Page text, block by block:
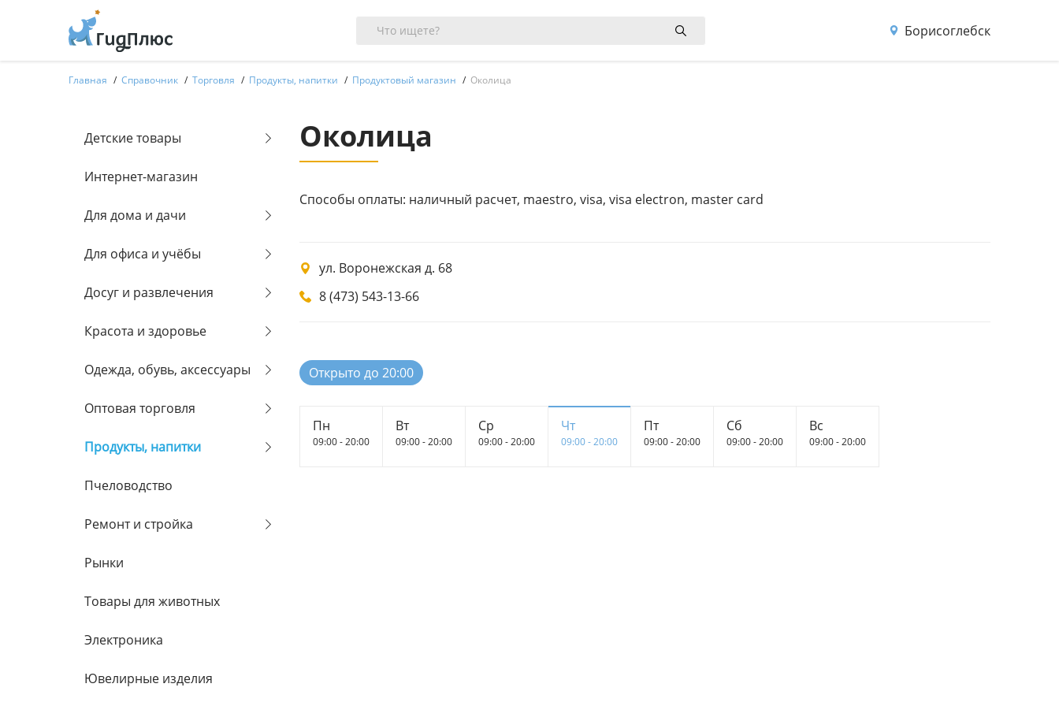
Борисоглебск
Главная Справочник Торговля Продукты, напитки Продуктовый магазин Околица
Детские товары
Интернет-магазин
Для дома и дачи
Для офиса и учёбы
Досуг и развлечения
Красота и здоровье
Одежда, обувь, аксессуары
Оптовая торговля
Продукты, напитки
Пчеловодство
Ремонт и стройка
Рынки
Товары для животных
Электроника
Ювелирные изделия
Околица
Способы оплаты: наличный расчет, maestro, visa, visa electron, master card
ул. Воронежская д. 68
8 (473) 543-13-66
Открыто до 20:00
Пн
09:00 - 20:00
Вт
09:00 - 20:00
Ср
09:00 - 20:00
Чт
09:00 - 20:00
Пт
09:00 - 20:00
Сб
09:00 - 20:00
Вс
09:00 - 20:00